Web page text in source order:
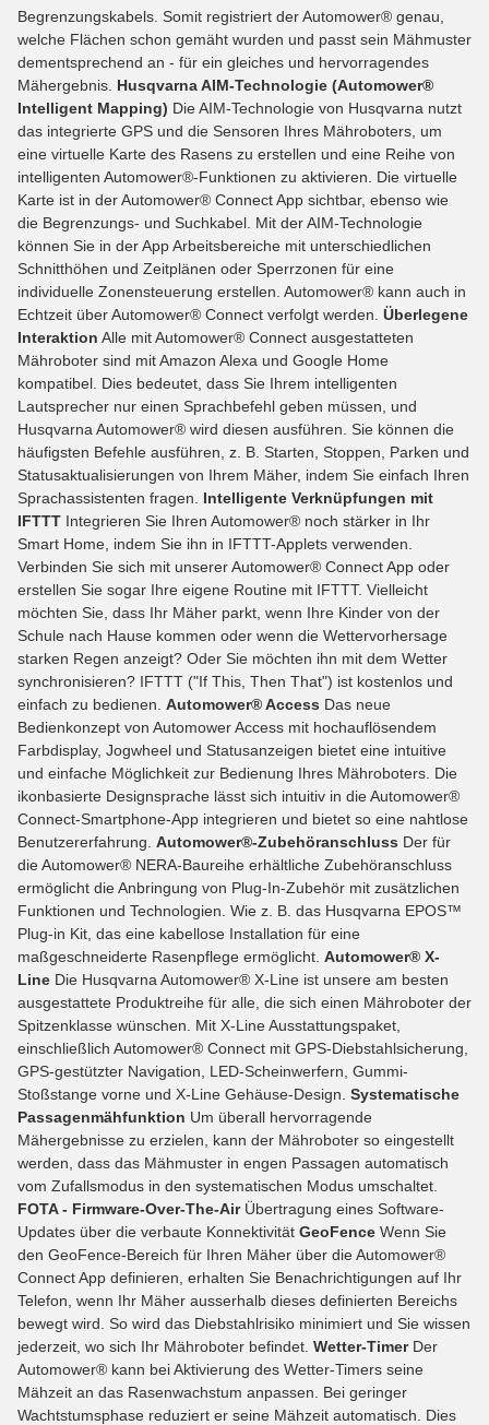
Begrenzungskabels. Somit registriert der Automower® genau,
welche Flächen schon gemäht wurden und passt sein Mähmuster
dementsprechend an - für ein gleiches und hervorragendes
Mähergebnis. Husqvarna AIM-Technologie (Automower®
Intelligent Mapping) Die AIM-Technologie von Husqvarna nutzt
das integrierte GPS und die Sensoren Ihres Mähroboters, um
eine virtuelle Karte des Rasens zu erstellen und eine Reihe von
intelligenten Automower®-Funktionen zu aktivieren. Die virtuelle
Karte ist in der Automower® Connect App sichtbar, ebenso wie
die Begrenzungs- und Suchkabel. Mit der AIM-Technologie
können Sie in der App Arbeitsbereiche mit unterschiedlichen
Schnitthöhen und Zeitplänen oder Sperrzonen für eine
individuelle Zonensteuerung erstellen. Automower® kann auch in
Echtzeit über Automower® Connect verfolgt werden. Überlegene
Interaktion Alle mit Automower® Connect ausgestatteten
Mähroboter sind mit Amazon Alexa und Google Home
kompatibel. Dies bedeutet, dass Sie Ihrem intelligenten
Lautsprecher nur einen Sprachbefehl geben müssen, und
Husqvarna Automower® wird diesen ausführen. Sie können die
häufigsten Befehle ausführen, z. B. Starten, Stoppen, Parken und
Statusaktualisierungen von Ihrem Mäher, indem Sie einfach Ihren
Sprachassistenten fragen. Intelligente Verknüpfungen mit
IFTTT Integrieren Sie Ihren Automower® noch stärker in Ihr
Smart Home, indem Sie ihn in IFTTT-Applets verwenden.
Verbinden Sie sich mit unserer Automower® Connect App oder
erstellen Sie sogar Ihre eigene Routine mit IFTTT. Vielleicht
möchten Sie, dass Ihr Mäher parkt, wenn Ihre Kinder von der
Schule nach Hause kommen oder wenn die Wettervorhersage
starken Regen anzeigt? Oder Sie möchten ihn mit dem Wetter
synchronisieren? IFTTT ("If This, Then That") ist kostenlos und
einfach zu bedienen. Automower® Access Das neue
Bedienkonzept von Automower Access mit hochauflösendem
Farbdisplay, Jogwheel und Statusanzeigen bietet eine intuitive
und einfache Möglichkeit zur Bedienung Ihres Mähroboters. Die
ikonbasierte Designsprache lässt sich intuitiv in die Automower®
Connect-Smartphone-App integrieren und bietet so eine nahtlose
Benutzererfahrung. Automower®-Zubehöranschluss Der für
die Automower® NERA-Baureihe erhältliche Zubehöranschluss
ermöglicht die Anbringung von Plug-In-Zubehör mit zusätzlichen
Funktionen und Technologien. Wie z. B. das Husqvarna EPOS™
Plug-in Kit, das eine kabellose Installation für eine
maßgeschneiderte Rasenpflege ermöglicht. Automower® X-
Line Die Husqvarna Automower® X-Line ist unsere am besten
ausgestattete Produktreihe für alle, die sich einen Mähroboter der
Spitzenklasse wünschen. Mit X-Line Ausstattungspaket,
einschließlich Automower® Connect mit GPS-Diebstahlsicherung,
GPS-gestützter Navigation, LED-Scheinwerfern, Gummi-
Stoßstange vorne und X-Line Gehäuse-Design. Systematische
Passagenmähfunktion Um überall hervorragende
Mähergebnisse zu erzielen, kann der Mähroboter so eingestellt
werden, dass das Mähmuster in engen Passagen automatisch
vom Zufallsmodus in den systematischen Modus umschaltet.
FOTA - Firmware-Over-The-AirÜbertragung eines Software-
Updates über die verbaute Konnektivität GeoFence Wenn Sie
den GeoFence-Bereich für Ihren Mäher über die Automower®
Connect App definieren, erhalten Sie Benachrichtigungen auf Ihr
Telefon, wenn Ihr Mäher ausserhalb dieses definierten Bereichs
bewegt wird. So wird das Diebstahlrisiko minimiert und Sie wissen
jederzeit, wo sich Ihr Mähroboter befindet. Wetter-TimerDer
Automower® kann bei Aktivierung des Wetter-Timers seine
Mähzeit an das Rasenwachstum anpassen. Bei geringer
Wachtstumsphase reduziert er seine Mähzeit automatisch. Dies